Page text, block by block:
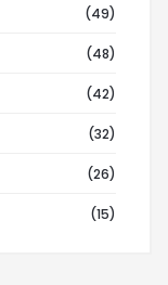
(49)
(48)
(42)
(32)
(26)
(15)